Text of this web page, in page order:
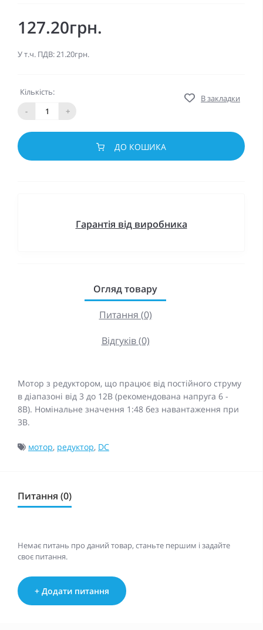
127.20грн.
У т.ч. ПДВ: 21.20грн.
Кількість:
-
+
В закладки
ДО КОШИКА
Гарантія від виробника
Огляд товару
Питання (0)
Відгуків (0)
Мотор з редуктором, що працює від постійного струму
в діапазоні від 3 до 12В (рекомендована напруга 6 -
8В). Номінальне значення 1:48 без навантаження при
3В.
мотор, редуктор, DC
Питання (0)
Немає питань про даний товар, станьте першим і задайте
своє питання.
+ Додати питання